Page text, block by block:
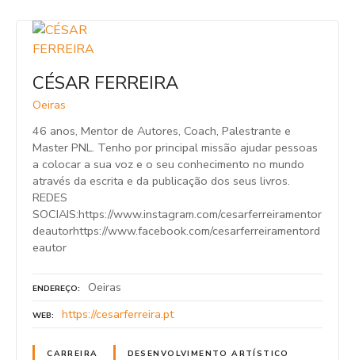
CÉSAR FERREIRA
Oeiras
46 anos, Mentor de Autores, Coach, Palestrante e
Master PNL. Tenho por principal missão ajudar pessoas
a colocar a sua voz e o seu conhecimento no mundo
através da escrita e da publicação dos seus livros.
REDES
SOCIAIS:https://www.instagram.com/cesarferreiramentor
deautorhttps://www.facebook.com/cesarferreiramentord
eautor
ENDEREÇO Oeiras
WEB https://cesarferreira.pt
CARREIRA
DESENVOLVIMENTO ARTÍSTICO